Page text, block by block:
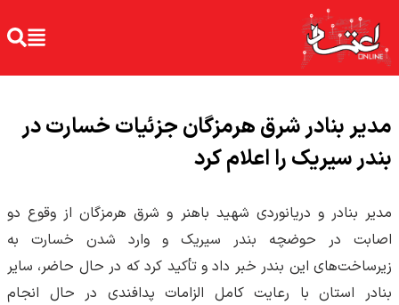
مدیر بنادر شرق هرمزگان جزئیات خسارت در
بندر سیریک را اعلام کرد
مدیر بنادر و دریانوردی شهید باهنر و شرق هرمزگان از وقوع دو
اصابت در حوضچه بندر سیریک و وارد شدن خسارت به
زیرساخت‌های این بندر خبر داد و تأکید کرد که در حال حاضر، سایر
بنادر استان با رعایت کامل الزامات پدافندی در حال انجام